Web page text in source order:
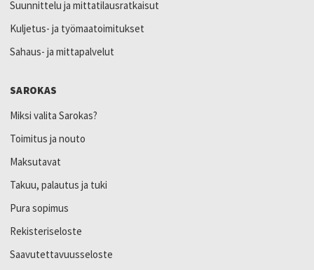
Suunnittelu ja mittatilausratkaisut
Kuljetus- ja työmaatoimitukset
Sahaus- ja mittapalvelut
SAROKAS
Miksi valita Sarokas?
Toimitus ja nouto
Maksutavat
Takuu, palautus ja tuki
Pura sopimus
Rekisteriseloste
Saavutettavuusseloste